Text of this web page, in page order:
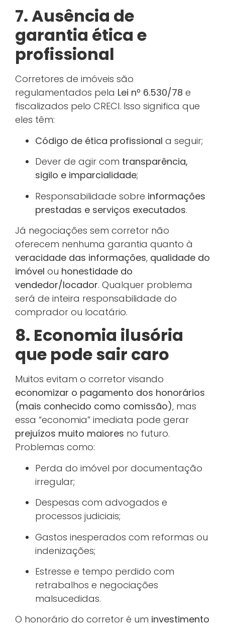
7. Ausência de
garantia ética e
profissional
Corretores de imóveis são
regulamentados pela Lei nº 6.530/78 e
fiscalizados pelo CRECI. Isso significa que
eles têm:
Código de ética profissional a seguir;
Dever de agir com transparência,
sigilo e imparcialidade;
Responsabilidade sobre informações
prestadas e serviços executados.
Já negociações sem corretor não
oferecem nenhuma garantia quanto à
veracidade das informações, qualidade do
imóvel ou honestidade do
vendedor/locador. Qualquer problema
será de inteira responsabilidade do
comprador ou locatário.
8. Economia ilusória
que pode sair caro
Muitos evitam o corretor visando
economizar o pagamento dos honorários
(mais conhecido como comissão), mas
essa “economia” imediata pode gerar
prejuízos muito maiores no futuro.
Problemas como:
Perda do imóvel por documentação
irregular;
Despesas com advogados e
processos judiciais;
Gastos inesperados com reformas ou
indenizações;
Estresse e tempo perdido com
retrabalhos e negociações
malsucedidas.
O honorário do corretor é um investimento